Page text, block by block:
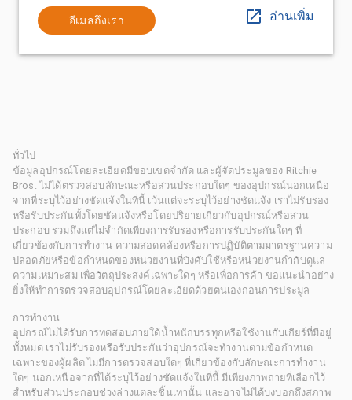
อีเมลถึงเรา อ่านเพิ่ม
ทั่วไป
ข้อมูลอุปกรณ์โดยละเอียดมีขอบเขตจำกัด และผู้จัดประมูลของ Ritchie
Bros. ไม่ได้ตรวจสอบลักษณะหรือส่วนประกอบใดๆ ของอุปกรณ์นอกเหนือ
จากที่ระบุไว้อย่างชัดแจ้งในที่นี้ เว้นแต่จะระบุไว้อย่างชัดแจ้ง เราไม่รับรอง
หรือรับประกันทั้งโดยชัดแจ้งหรือโดยปริยายเกี่ยวกับอุปกรณ์หรือส่วน
ประกอบ รวมถึงแต่ไม่จำกัดเพียงการรับรองหรือการรับประกันใดๆ ที่
เกี่ยวข้องกับการทำงาน ความสอดคล้องหรือการปฏิบัติตามมาตรฐานความ
ปลอดภัยหรือข้อกำหนดของหน่วยงานที่บังคับใช้หรือหน่วยงานกำกับดูแล
ความเหมาะสม เพื่อวัตถุประสงค์เฉพาะใดๆ หรือเพื่อการค้า ขอแนะนำอย่าง
ยิ่งให้ทำการตรวจสอบอุปกรณ์โดยละเอียดด้วยตนเองก่อนการประมูล
การทำงาน
อุปกรณ์ไม่ได้รับการทดสอบภายใต้น้ำหนักบรรทุกหรือใช้งานกับเกียร์ที่มีอยู่
ทั้งหมด เราไม่รับรองหรือรับประกันว่าอุปกรณ์จะทำงานตามข้อกำหนด
เฉพาะของผู้ผลิต ไม่มีการตรวจสอบใดๆ ที่เกี่ยวข้องกับลักษณะการทำงาน
ใดๆ นอกเหนือจากที่ได้ระบุไว้อย่างชัดแจ้งในที่นี้ มีเพียงภาพถ่ายที่เลือกไว้
สำหรับส่วนประกอบช่วงล่างแต่ละชิ้นเท่านั้น และอาจไม่ได้บ่งบอกถึงสภาพ